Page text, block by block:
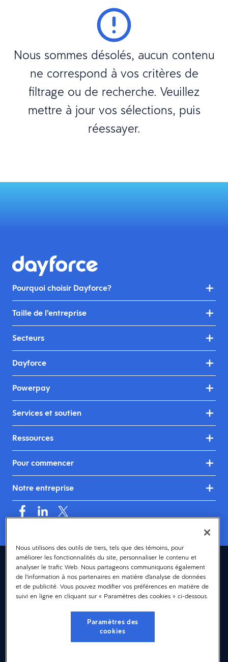
Nous sommes désolés, aucun contenu
ne correspond à vos critères de
filtrage ou de recherche. Veuillez
mettre à jour vos sélections, puis
réessayer.
Pourquoi choisir Dayforce?
Taille de l’entreprise
Secteurs
Dayforce
Powerpay
Services et soutien
Ressources
Pour commencer
Notre entreprise
Canada (français)
© 2026 Dayforce
Confidentialité
Modalités et conditions
Accessibilité
Avis sur les témoins
Nous utilisons des outils de tiers, tels que des témoins, pour
améliorer les fonctionnalités du site, personnaliser le contenu et
analyser le trafic Web. Nous partageons communiquons également
de l’information à nos partenaires en matière d’analyse de données
et de publicité. Vous pouvez modifier vos préférences en matière de
suivi en ligne en cliquant sur « Paramètres des cookies » ci-dessous.
Paramètres des
cookies